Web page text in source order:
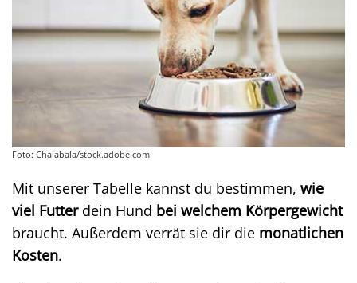
Foto: Chalabala/stock.adobe.com
Mit unserer Tabelle kannst du bestimmen, wie
viel Futterdein Hund bei welchem Körpergewicht
braucht. Außerdem verrät sie dir die monatlichen
Kosten.